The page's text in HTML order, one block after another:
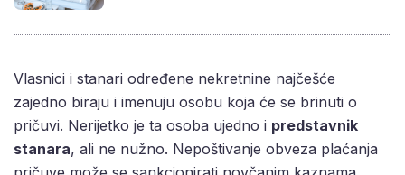
Vlasnici i stanari određene nekretnine najčešće
zajedno biraju i imenuju osobu koja će se brinuti o
pričuvi. Nerijetko je ta osoba ujedno i predstavnik
stanara, ali ne nužno. Nepoštivanje obveza plaćanja